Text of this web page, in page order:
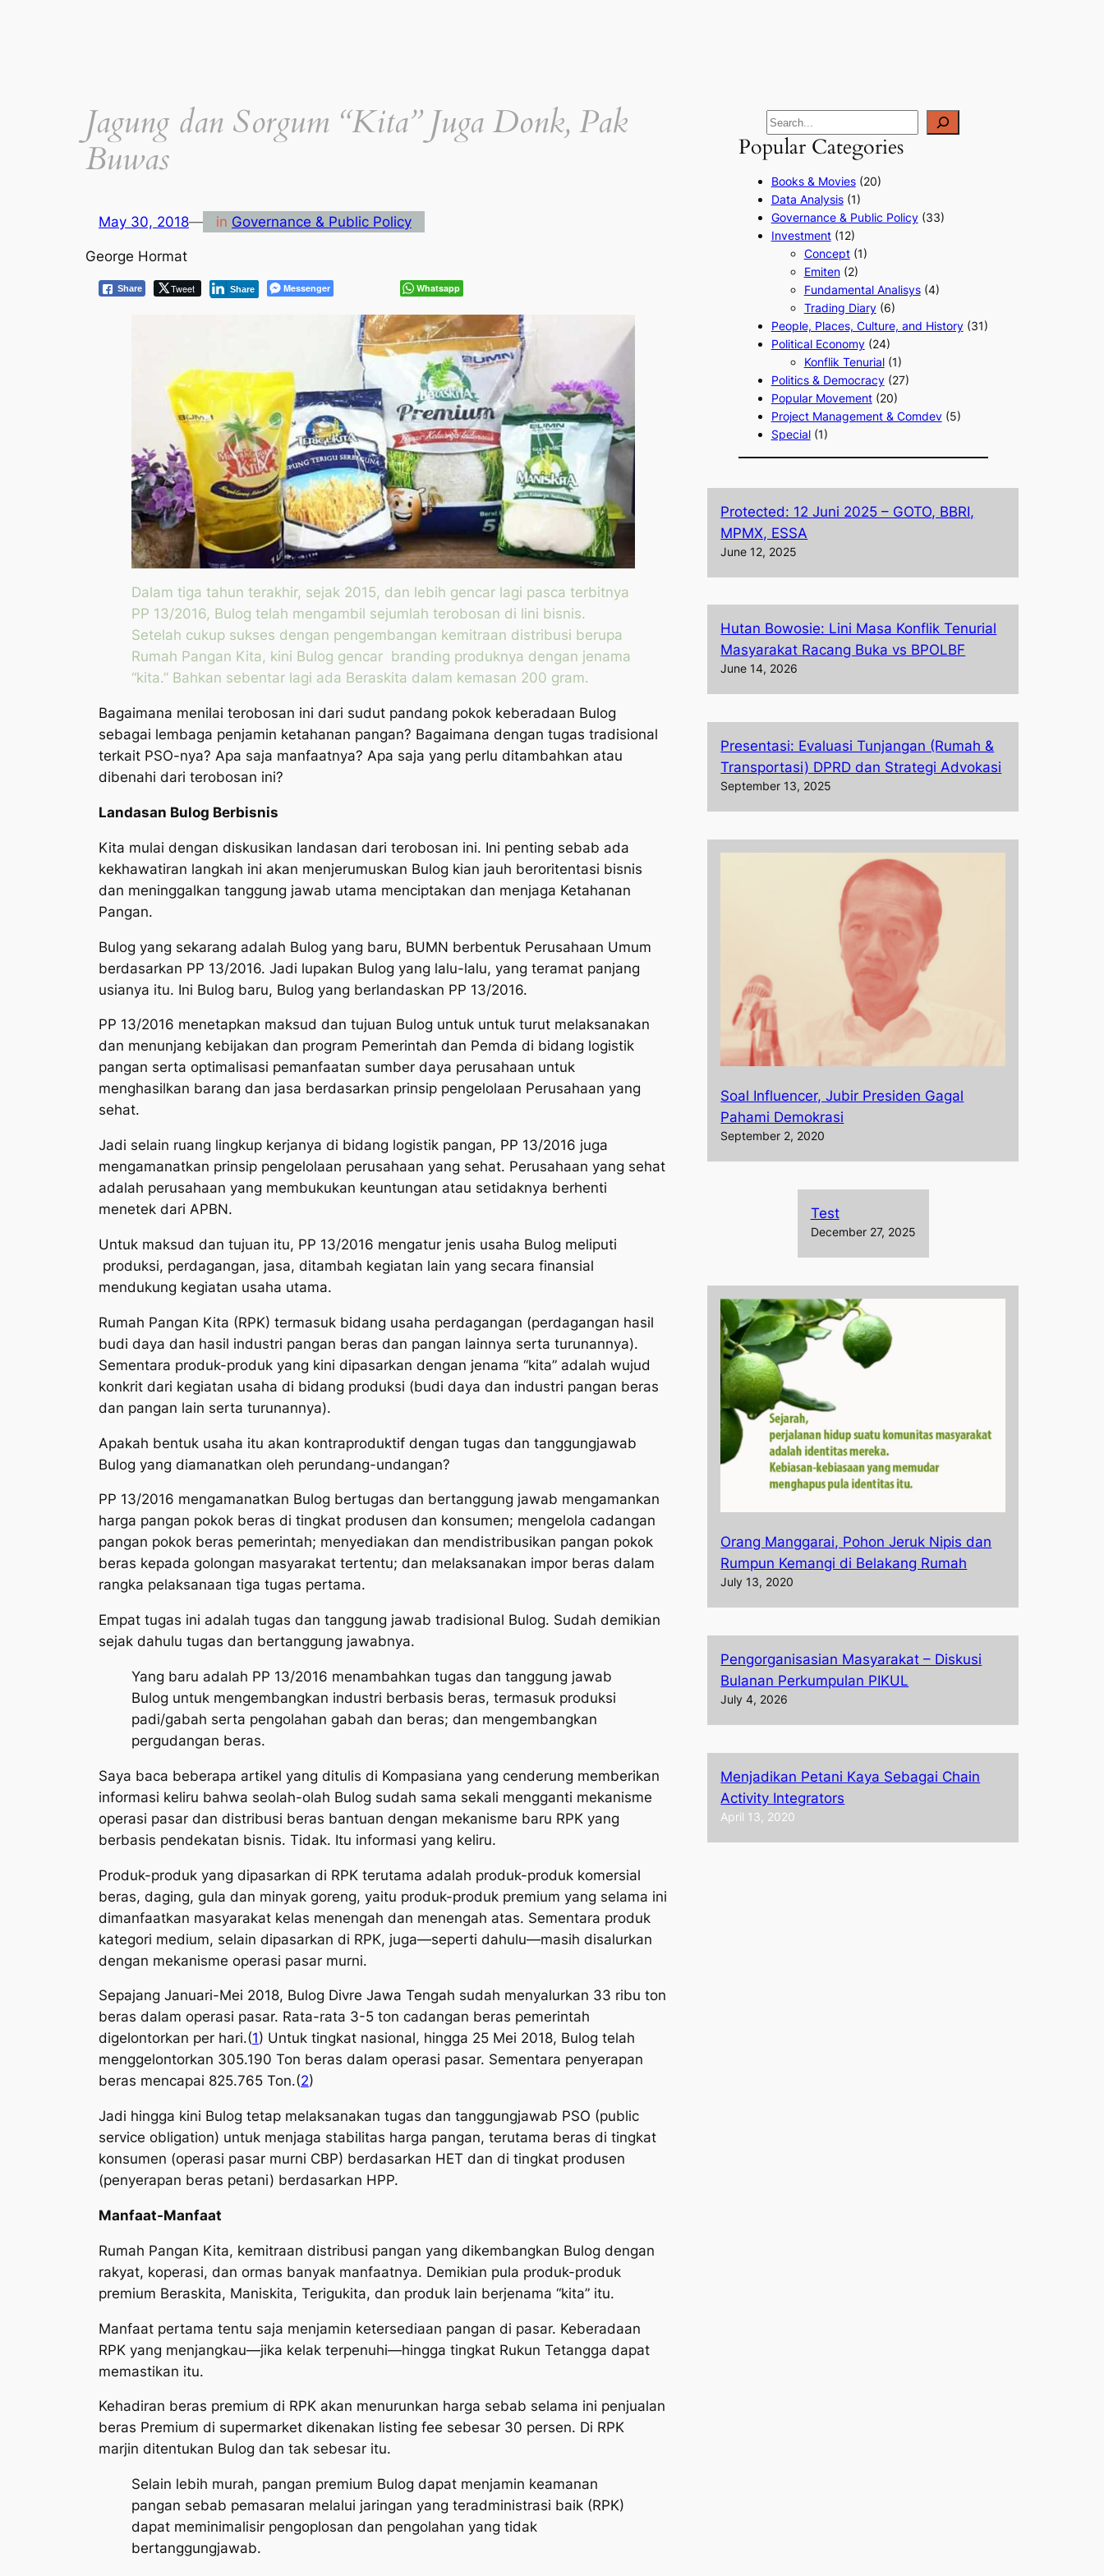
Jagung dan Sorgum “Kita” Juga Donk, Pak
Buwas
May 30, 2018— in Governance & Public Policy
George Hormat
Share Tweet Share Messenger Whatsapp
Dalam tiga tahun terakhir, sejak 2015, dan lebih gencar lagi pasca terbitnya
PP 13/2016, Bulog telah mengambil sejumlah terobosan di lini bisnis.
Setelah cukup sukses dengan pengembangan kemitraan distribusi berupa
Rumah Pangan Kita, kini Bulog gencar branding produknya dengan jenama
“kita.” Bahkan sebentar lagi ada Beraskita dalam kemasan 200 gram.
Bagaimana menilai terobosan ini dari sudut pandang pokok keberadaan Bulog
sebagai lembaga penjamin ketahanan pangan? Bagaimana dengan tugas tradisional
terkait PSO-nya? Apa saja manfaatnya? Apa saja yang perlu ditambahkan atau
dibenahi dari terobosan ini?
Landasan Bulog Berbisnis
Kita mulai dengan diskusikan landasan dari terobosan ini. Ini penting sebab ada
kekhawatiran langkah ini akan menjerumuskan Bulog kian jauh beroritentasi bisnis
dan meninggalkan tanggung jawab utama menciptakan dan menjaga Ketahanan
Pangan.
Bulog yang sekarang adalah Bulog yang baru, BUMN berbentuk Perusahaan Umum
berdasarkan PP 13/2016. Jadi lupakan Bulog yang lalu-lalu, yang teramat panjang
usianya itu. Ini Bulog baru, Bulog yang berlandaskan PP 13/2016.
PP 13/2016 menetapkan maksud dan tujuan Bulog untuk untuk turut melaksanakan
dan menunjang kebijakan dan program Pemerintah dan Pemda di bidang logistik
pangan serta optimalisasi pemanfaatan sumber daya perusahaan untuk
menghasilkan barang dan jasa berdasarkan prinsip pengelolaan Perusahaan yang
sehat.
Jadi selain ruang lingkup kerjanya di bidang logistik pangan, PP 13/2016 juga
mengamanatkan prinsip pengelolaan perusahaan yang sehat. Perusahaan yang sehat
adalah perusahaan yang membukukan keuntungan atau setidaknya berhenti
menetek dari APBN.
Untuk maksud dan tujuan itu, PP 13/2016 mengatur jenis usaha Bulog meliputi
produksi, perdagangan, jasa, ditambah kegiatan lain yang secara finansial
mendukung kegiatan usaha utama.
Rumah Pangan Kita (RPK) termasuk bidang usaha perdagangan (perdagangan hasil
budi daya dan hasil industri pangan beras dan pangan lainnya serta turunannya).
Sementara produk-produk yang kini dipasarkan dengan jenama “kita” adalah wujud
konkrit dari kegiatan usaha di bidang produksi (budi daya dan industri pangan beras
dan pangan lain serta turunannya).
Apakah bentuk usaha itu akan kontraproduktif dengan tugas dan tanggungjawab
Bulog yang diamanatkan oleh perundang-undangan?
PP 13/2016 mengamanatkan Bulog bertugas dan bertanggung jawab mengamankan
harga pangan pokok beras di tingkat produsen dan konsumen; mengelola cadangan
pangan pokok beras pemerintah; menyediakan dan mendistribusikan pangan pokok
beras kepada golongan masyarakat tertentu; dan melaksanakan impor beras dalam
rangka pelaksanaan tiga tugas pertama.
Empat tugas ini adalah tugas dan tanggung jawab tradisional Bulog. Sudah demikian
sejak dahulu tugas dan bertanggung jawabnya.
Yang baru adalah PP 13/2016 menambahkan tugas dan tanggung jawab
Bulog untuk mengembangkan industri berbasis beras, termasuk produksi
padi/gabah serta pengolahan gabah dan beras; dan mengembangkan
pergudangan beras.
Saya baca beberapa artikel yang ditulis di Kompasiana yang cenderung memberikan
informasi keliru bahwa seolah-olah Bulog sudah sama sekali mengganti mekanisme
operasi pasar dan distribusi beras bantuan dengan mekanisme baru RPK yang
berbasis pendekatan bisnis. Tidak. Itu informasi yang keliru.
Produk-produk yang dipasarkan di RPK terutama adalah produk-produk komersial
beras, daging, gula dan minyak goreng, yaitu produk-produk premium yang selama ini
dimanfaatkan masyarakat kelas menengah dan menengah atas. Sementara produk
kategori medium, selain dipasarkan di RPK, juga—seperti dahulu—masih disalurkan
dengan mekanisme operasi pasar murni.
Sepajang Januari-Mei 2018, Bulog Divre Jawa Tengah sudah menyalurkan 33 ribu ton
beras dalam operasi pasar. Rata-rata 3-5 ton cadangan beras pemerintah
digelontorkan per hari.(1) Untuk tingkat nasional, hingga 25 Mei 2018, Bulog telah
menggelontorkan 305.190 Ton beras dalam operasi pasar. Sementara penyerapan
beras mencapai 825.765 Ton.(2)
Jadi hingga kini Bulog tetap melaksanakan tugas dan tanggungjawab PSO (public
service obligation) untuk menjaga stabilitas harga pangan, terutama beras di tingkat
konsumen (operasi pasar murni CBP) berdasarkan HET dan di tingkat produsen
(penyerapan beras petani) berdasarkan HPP.
Manfaat-Manfaat
Rumah Pangan Kita, kemitraan distribusi pangan yang dikembangkan Bulog dengan
rakyat, koperasi, dan ormas banyak manfaatnya. Demikian pula produk-produk
premium Beraskita, Maniskita, Terigukita, dan produk lain berjenama “kita” itu.
Manfaat pertama tentu saja menjamin ketersediaan pangan di pasar. Keberadaan
RPK yang menjangkau—jika kelak terpenuhi—hingga tingkat Rukun Tetangga dapat
memastikan itu.
Kehadiran beras premium di RPK akan menurunkan harga sebab selama ini penjualan
beras Premium di supermarket dikenakan listing fee sebesar 30 persen. Di RPK
marjin ditentukan Bulog dan tak sebesar itu.
Selain lebih murah, pangan premium Bulog dapat menjamin keamanan
pangan sebab pemasaran melalui jaringan yang teradministrasi baik (RPK)
dapat meminimalisir pengoplosan dan pengolahan yang tidak
bertanggungjawab.
Popular Categories
Books & Movies(20)
Data Analysis(1)
Governance & Public Policy(33)
Investment(12)
Concept(1)
Emiten(2)
Fundamental Analisys(4)
Trading Diary(6)
People, Places, Culture, and History(31)
Political Economy(24)
Konflik Tenurial(1)
Politics & Democracy(27)
Popular Movement(20)
Project Management & Comdev(5)
Special(1)
Protected: 12 Juni 2025 – GOTO, BBRI,
MPMX, ESSA
June 12, 2025
Hutan Bowosie: Lini Masa Konflik Tenurial
Masyarakat Racang Buka vs BPOLBF
June 14, 2026
Presentasi: Evaluasi Tunjangan (Rumah &
Transportasi) DPRD dan Strategi Advokasi
September 13, 2025
Soal Influencer, Jubir Presiden Gagal
Pahami Demokrasi
September 2, 2020
Test
December 27, 2025
Orang Manggarai, Pohon Jeruk Nipis dan
Rumpun Kemangi di Belakang Rumah
July 13, 2020
Pengorganisasian Masyarakat – Diskusi
Bulanan Perkumpulan PIKUL
July 4, 2026
Menjadikan Petani Kaya Sebagai Chain
Activity Integrators
April 13, 2020